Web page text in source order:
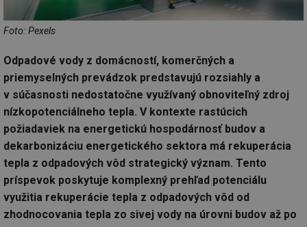
Foto: Pexels
Odpadové vody z domácností, komerčných a
priemyselných prevádzok predstavujú rozsiahly a
v súčasnosti nedostatočne využívaný obnoviteľný zdroj
nízkopotenciálneho tepla. V kontexte rastúcich
požiadaviek na energetickú hospodárnosť budov a
dekarbonizáciu energetického sektora má rekuperácia
tepla z odpadových vôd strategický význam. Tento
príspevok poskytuje komplexný prehľad potenciálu
využitia rekuperácie tepla z odpadových vôd od
zhodnocovania tepla zo sivej vody na úrovni budov až po